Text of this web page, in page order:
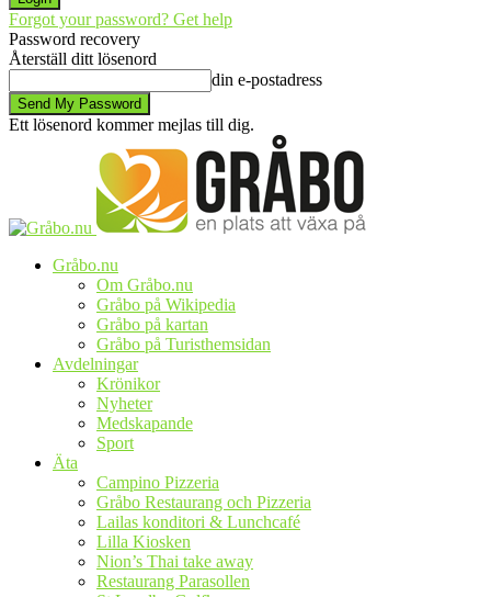
Forgot your password? Get help
Password recovery
Återställ ditt lösenord
din e-postadress
Ett lösenord kommer mejlas till dig.
Gråbo.nu
Om Gråbo.nu
Gråbo på Wikipedia
Gråbo på kartan
Gråbo på Turisthemsidan
Avdelningar
Krönikor
Nyheter
Medskapande
Sport
Äta
Campino Pizzeria
Gråbo Restaurang och Pizzeria
Lailas konditori & Lunchcafé
Lilla Kiosken
Nion’s Thai take away
Restaurang Parasollen